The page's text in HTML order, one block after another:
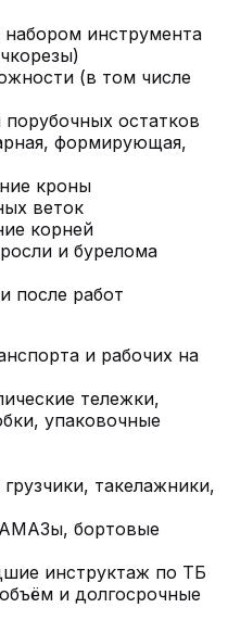
инструмента
(в том числе
остатков
формирующая,
кроны
веток
корней
и бурелома
после работ
и рабочих на
тележки,
упаковочные
такелажники,
бортовые
инструктаж по ТБ
и долгосрочные